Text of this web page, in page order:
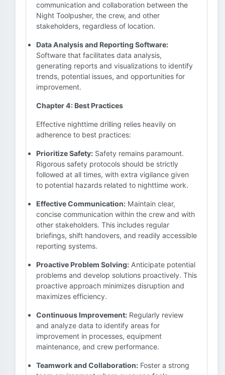
communication and collaboration between the
Night Toolpusher, the crew, and other
stakeholders, regardless of location.
Data Analysis and Reporting Software:
Software that facilitates data analysis,
generating reports and visualizations to identify
trends, potential issues, and opportunities for
improvement.
Chapter 4: Best Practices
Effective nighttime drilling relies heavily on
adherence to best practices:
Prioritize Safety: Safety remains paramount.
Rigorous safety protocols should be strictly
followed at all times, with extra vigilance given
to potential hazards related to nighttime work.
Effective Communication: Maintain clear,
concise communication within the crew and with
other stakeholders. This includes regular
briefings, shift handovers, and readily accessible
reporting systems.
Proactive Problem Solving: Anticipate potential
problems and develop solutions proactively. This
proactive approach minimizes disruption and
maximizes efficiency.
Continuous Improvement: Regularly review
and analyze data to identify areas for
improvement in processes, equipment
maintenance, and crew performance.
Teamwork and Collaboration: Foster a strong